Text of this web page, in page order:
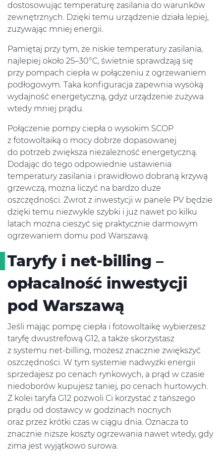
dostosowując temperaturę zasilania do warunków
zewnętrznych. Dzięki temu urządzenie działa lepiej,
zużywając mniej energii.
Pamiętaj przy tym, że niskie temperatury zasilania,
najlepiej około 25–30°C, świetnie sprawdzają się
przy pompach ciepła w połączeniu z ogrzewaniem
podłogowym. Taka konfiguracja zapewnia wysoką
wydajność energetyczną, gdyż urządzenie zużywa
wtedy mniej prądu.
Połączenie pompy ciepła o wysokim SCOP
z fotowoltaiką o mocy dobrze dopasowanej
do potrzeb zwiększa niezależność energetyczną.
Dodając do tego odpowiednie ustawienia
temperatury zasilania i prawidłowo dobraną krzywą
grzewczą, można liczyć na bardzo duże
oszczędności. Zwrot z inwestycji w panele PV będzie
dzięki temu niezwykle szybki i już nawet po kilku
latach można cieszyć się praktycznie darmowym
ogrzewaniem domu pod Warszawą.
Taryfy i net-billing –
opłacalność inwestycji
pod Warszawą
Jeśli mając pompę ciepła i fotowoltaikę wybierzesz
taryfę dwustrefową G12, a także skorzystasz
z systemu net-billing, możesz znacznie zwiększyć
oszczędności. W tym systemie nadwyżki energii
sprzedajesz po cenach rynkowych, a prąd w czasie
niedoborów kupujesz taniej, po cenach hurtowych.
Z kolei taryfa G12 pozwoli Ci korzystać z tańszego
prądu od dostawcy w godzinach nocnych
oraz przez krótki czas w ciągu dnia. Oznacza to
znacznie niższe koszty ogrzewania nawet wtedy, gdy
zima jest wyjątkowo surowa.